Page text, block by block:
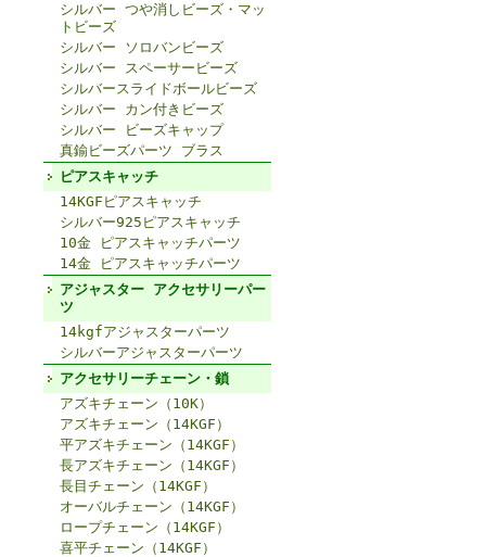
シルバー つや消しビーズ・マッ
トビーズ
シルバー ソロバンビーズ
シルバー スペーサービーズ
シルバースライドボールビーズ
シルバー カン付きビーズ
シルバー ビーズキャップ
真鍮ビーズパーツ ブラス
ピアスキャッチ
14KGFピアスキャッチ
シルバー925ピアスキャッチ
10金 ピアスキャッチパーツ
14金 ピアスキャッチパーツ
アジャスター アクセサリーパー
ツ
14kgfアジャスターパーツ
シルバーアジャスターパーツ
アクセサリーチェーン・鎖
アズキチェーン（10K）
アズキチェーン（14KGF）
平アズキチェーン（14KGF）
長アズキチェーン（14KGF）
長目チェーン（14KGF）
オーバルチェーン（14KGF）
ロープチェーン（14KGF）
喜平チェーン（14KGF）